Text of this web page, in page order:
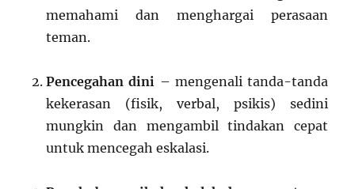
memahami dan menghargai perasaan
teman.
Pencegahan dini – mengenali tanda-tanda
kekerasan (fisik, verbal, psikis) sedini
mungkin dan mengambil tindakan cepat
untuk mencegah eskalasi.